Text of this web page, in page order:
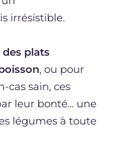
irrésistible.
des plats
, ou pour
cas sain, ces
leur bonté... une
légumes à toute